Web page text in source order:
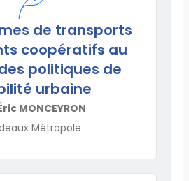
de transports
coopératifs au
politiques de
urbaine
MONCEYRON
Métropole